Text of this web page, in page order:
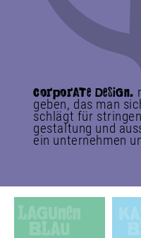
corporATe DeSiGn.
geben, das man
schlägt für
gestaltung und
ein unter­nehmen